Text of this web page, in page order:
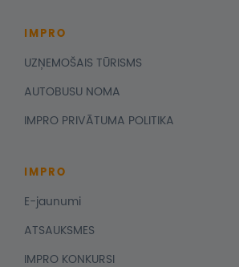
IMPRO
UZŅEMOŠAIS TŪRISMS
AUTOBUSU NOMA
IMPRO PRIVĀTUMA POLITIKA
IMPRO
E-jaunumi
ATSAUKSMES
IMPRO KONKURSI